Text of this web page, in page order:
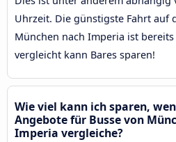
Uhrzeit. Die günstigste Fahrt auf
München nach Imperia ist
vergleicht kann Bares sparen!
Wie viel kann ich sparen,
Angebote für Busse von
Imperia vergleiche?